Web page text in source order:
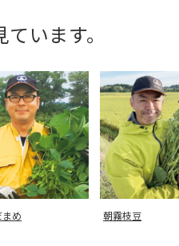
います。
め 朝霧枝豆